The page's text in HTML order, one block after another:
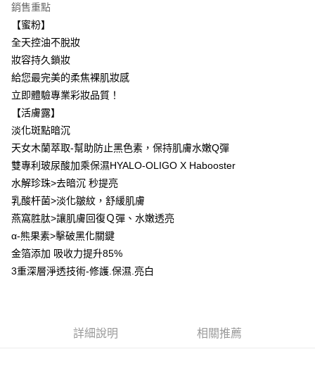
付款後全家取貨
7-11取貨付款
每筆NT$85，滿NT$799(含以上)免運費
每筆NT$85，滿NT$599(含以上)免運費
宅配
每筆NT$85，滿NT$599(含以上)免運費
(FedEx)海外配送
銷售重點
【蜜粉】
全天控油不脫妝
妝容持久鎖妝
給您最完美的柔焦裸肌妝感
立即體驗專業彩妝品質！
【活膚露】
淡化斑點暗沉
天女木蘭萃取-幫助防止黑色素，保持肌膚水嫩Q彈
雙專利玻尿酸加乘保濕HYALO-OLIGO X Habooster
水解珍珠>去暗沉 秒提亮
乳酸杆菌>淡化皺紋，舒緩肌膚
燕窩胜肽>讓肌膚回復Ｑ彈、水嫩透亮
α-熊果素>擊破黑化關鍵
金箔添加 吸收力提升85%
3重深層淨透技術-修護.保濕.亮白
詳細說明 相關推薦